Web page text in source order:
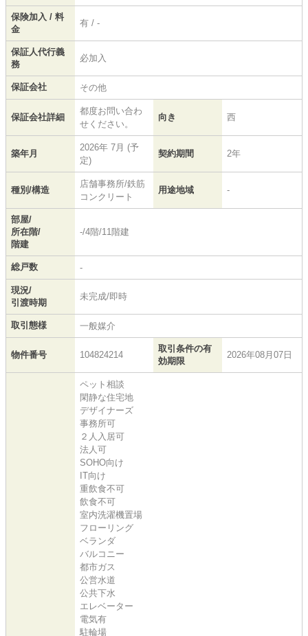
保険加入 / 料
金
有 / -
保証人代行義
務
必加入
保証会社 その他
保証会社詳細
都度お問い合わ
せください。
向き 西
築年月
2026年 7月 (予
定)
契約期間 2年
種別/構造
店舗事務所/鉄筋
コンクリート
用途地域 -
部屋/
所在階/
階建
-/4階/11階建
総戸数 -
現況/
引渡時期
未完成/即時
取引態様 一般媒介
物件番号 104824214
取引条件の有
効期限
2026年08月07日
ペット相談
閑静な住宅地
デザイナーズ
事務所可
２人入居可
法人可
SOHO向け
IT向け
重飲食不可
飲食不可
室内洗濯機置場
フローリング
ベランダ
バルコニー
都市ガス
公営水道
公共下水
エレベーター
電気有
駐輪場